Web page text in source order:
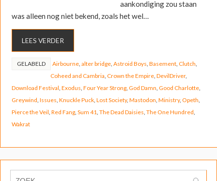
aankondiging zou staan
was alleen nog niet bekend, zoals het wel…
LEES VERDER
GELABELD Airbourne, alter bridge, Astroid Boys Basement, Clutch
Coheed and Cambria Crown the Empire, DevilDriver,
Download Festival Exodus Four Year Strong, God Damn Good Charlotte,
Greywind Issues Knuckle Puck, Lost Society, Mastodon Ministry, Opeth
Pierce the Veil Red Fang, Sum 41 The Dead Daisies The One Hundred
Wakrat